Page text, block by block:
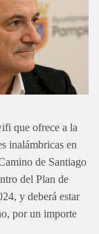
que ofrece a la
inalámbricas en
de Santiago
del Plan de
y deberá estar
por un importe